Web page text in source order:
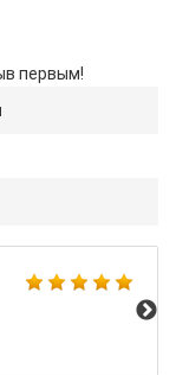
первым!